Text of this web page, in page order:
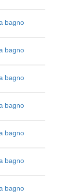
bagno
bagno
bagno
bagno
bagno
bagno
bagno